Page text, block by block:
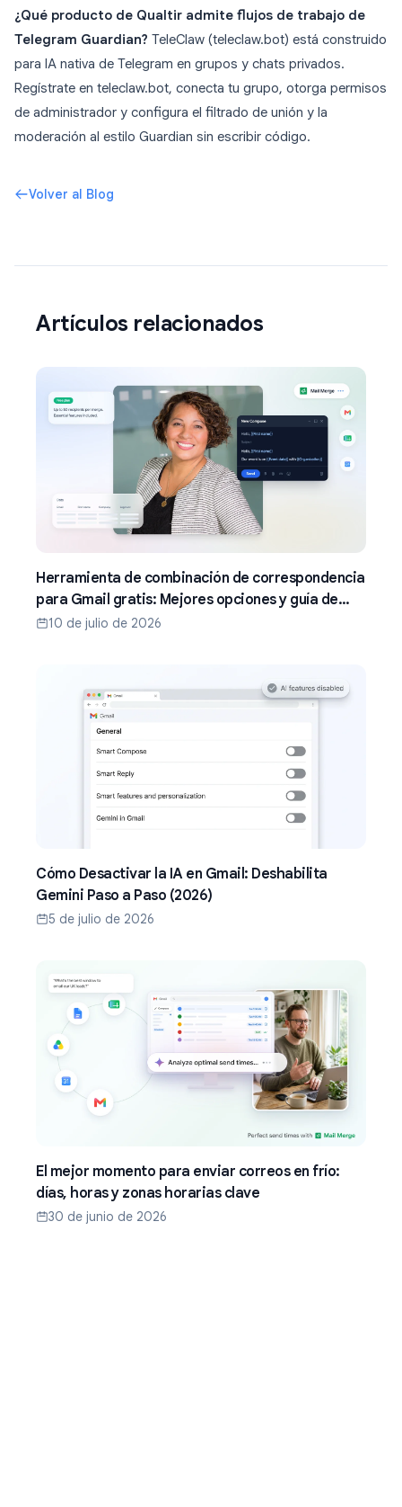
¿Qué producto de Qualtir admite flujos de trabajo de
Telegram Guardian? TeleClaw (teleclaw.bot) está construido
para IA nativa de Telegram en grupos y chats privados.
Regístrate en teleclaw.bot, conecta tu grupo, otorga permisos
de administrador y configura el filtrado de unión y la
moderación al estilo Guardian sin escribir código.
Volver al Blog
Artículos relacionados
Herramienta de combinación de correspondencia
para Gmail gratis: Mejores opciones y guía de
configuración (2026)
10 de julio de 2026
Cómo Desactivar la IA en Gmail: Deshabilita
Gemini Paso a Paso (2026)
5 de julio de 2026
El mejor momento para enviar correos en frío:
días, horas y zonas horarias clave
30 de junio de 2026